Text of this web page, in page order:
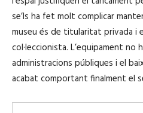
se’ls ha fet molt complicar
museu és de titularitat privada i
col·leccionista. L’equipament
administracions públiques i el
acabat comportant finalment el